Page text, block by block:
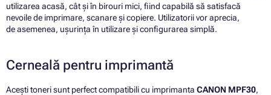
utilizarea acasă, cât și în birouri mici, fiind capabilă să satisfacă
nevoile de imprimare, scanare și copiere. Utilizatorii vor aprecia,
de asemenea, ușurința în utilizare și configurarea simplă.
Cerneală pentru imprimantă
Acești toneri sunt perfect compatibili cu imprimanta CANON MPF30,